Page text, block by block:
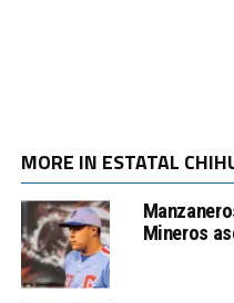
MORE IN ESTATAL
Mineros